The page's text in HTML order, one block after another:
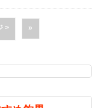
> »